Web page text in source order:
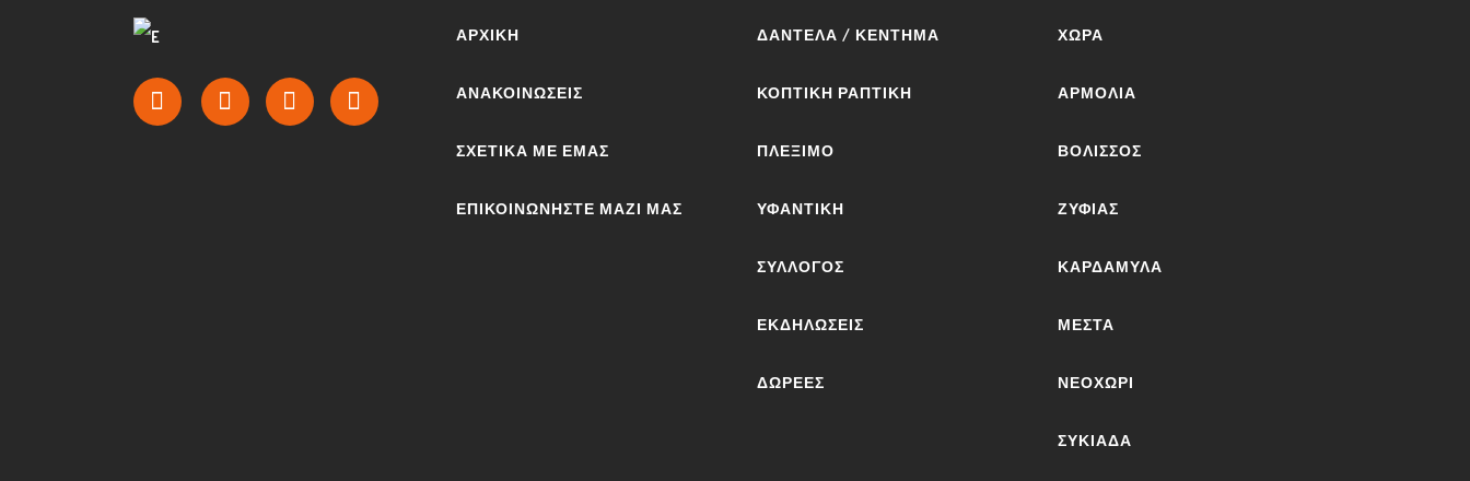
ΑΡΧΙΚΉ
ΑΝΑΚΟΙΝΩΣΕΙΣ
ΣΧΕΤΙΚΆ ΜΕ ΕΜΆΣ
ΕΠΙΚΟΙΝΩΝΉΣΤΕ ΜΑΖΊ ΜΑΣ
ΔΑΝΤΈΛΑ / ΚΈΝΤΗΜΑ
ΚΟΠΤΙΚΉ ΡΑΠΤΙΚΉ
ΠΛΈΞΙΜΟ
ΥΦΑΝΤΙΚΉ
ΣΎΛΛΟΓΟΣ
ΕΚΔΗΛΏΣΕΙΣ
ΔΩΡΕΈΣ
ΧΏΡΑ
ΑΡΜΌΛΙΑ
ΒΟΛΙΣΣΌΣ
ΖΥΦΙΆΣ
ΚΑΡΔΆΜΥΛΑ
ΜΕΣΤΆ
ΝΕΟΧΏΡΙ
ΣΥΚΙΆΔΑ